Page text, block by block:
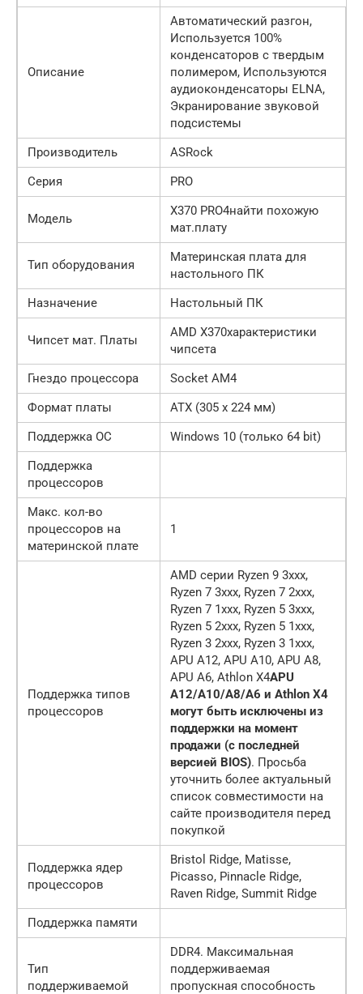
Описание
Автоматический разгон,
Используется 100%
конденсаторов с твердым
полимером, Используются
аудиоконденсаторы ELNA,
Экранирование звуковой
подсистемы
Производитель
ASRock
Серия
PRO
Модель
X370 PRO4найти похожую
мат.плату
Тип оборудования
Материнская плата для
настольного ПК
Назначение
Настольный ПК
Чипсет мат. Платы
AMD X370характеристики
чипсета
Гнездо процессора
Socket AM4
Формат платы
ATX (305 x 224 мм)
Поддержка ОС
Windows 10 (только 64 bit)
Поддержка
процессоров
Макс. кол-во
процессоров на
материнской плате
1
Поддержка типов
процессоров
AMD серии Ryzen 9 3xxx,
Ryzen 7 3xxx, Ryzen 7 2xxx,
Ryzen 7 1xxx, Ryzen 5 3xxx,
Ryzen 5 2xxx, Ryzen 5 1xxx,
Ryzen 3 2xxx, Ryzen 3 1xxx,
APU A12, APU A10, APU A8,
APU A6, Athlon X4APU
A12/A10/A8/A6 и Athlon X4
могут быть исключены из
поддержки на момент
продажи (с последней
версией BIOS). Просьба
уточнить более актуальный
список совместимости на
сайте производителя перед
покупкой
Поддержка ядер
процессоров
Bristol Ridge, Matisse,
Picasso, Pinnacle Ridge,
Raven Ridge, Summit Ridge
Поддержка памяти
Тип
поддерживаемой
DDR4. Максимальная
поддерживаемая
пропускная способность